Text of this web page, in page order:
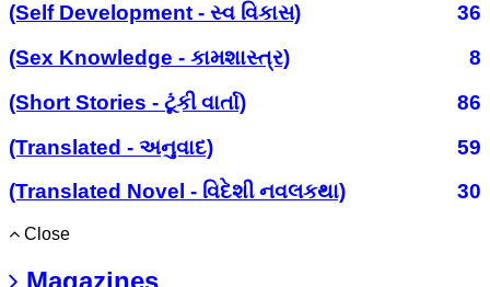
(Self Development - સ્વ વિકાસ)
36
(Sex Knowledge - કામશાસ્ત્ર)
8
(Short Stories - ટૂંકી વાર્તા)
86
(Translated - અનુવાદ)
59
(Translated Novel - વિદેશી નવલકથા)
30
Close
Magazines